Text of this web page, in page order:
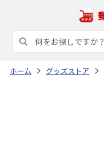
ホーム グッズストア